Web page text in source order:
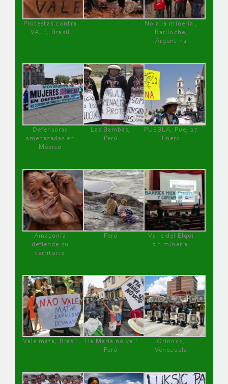
Protestas contra
VALE, Brasil
No a la minería ,
Bariloche,
Argentina
Defensoras
amenazadas en
México
Las Bambas,
Perú
PUEBLA, Pue, 27
Enero
Amazonía
defiende su
territorio
Perú
Valle del Elqui
sin minería.
Vale mata, Brasil
Tía María no va !
Perú
Orinoco,
Venezuela